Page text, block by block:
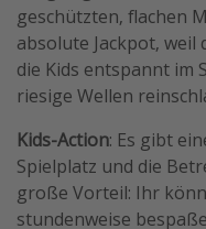
geschützten, flachen
absolute Jackpot,
die Kids entspannt im
riesige Wellen
Kids-Action: Es gibt
Spielplatz und die
große Vorteil: Ihr
stundenweise